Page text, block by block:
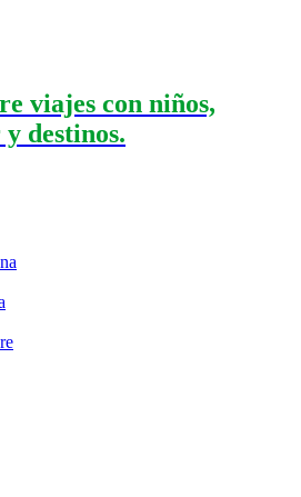
viajes con niños,
destinos.